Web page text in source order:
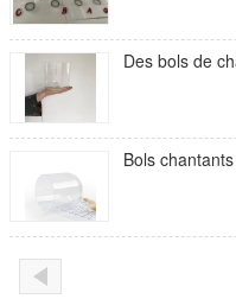
Des bols de
Bols